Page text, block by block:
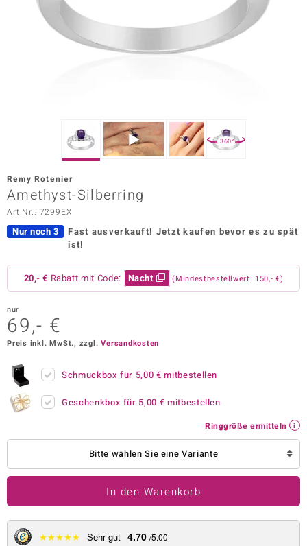
Edition
Vogue
Paraíso
Collection
BY DE MELO
Collection
360°
Remy Rotenier
Amethyst-Silberring
Art.Nr.: 7299EX
Nur noch 3 Fast ausverkauft! Jetzt kaufen bevor es zu spät
ist!
20,- € Rabatt mit Code: Nacht (Mindestbestellwert: 150,- €)
nur
69,- €
Preis inkl. MwSt., zzgl.Versandkosten
Schmuckbox für 5,00 € mitbestellen
Geschenkbox für 5,00 € mitbestellen
Ringgröße ermitteln
Bitte wählen Sie eine Variante
In den Warenkorb
★★★★★ Sehr gut 4.70 /5.00